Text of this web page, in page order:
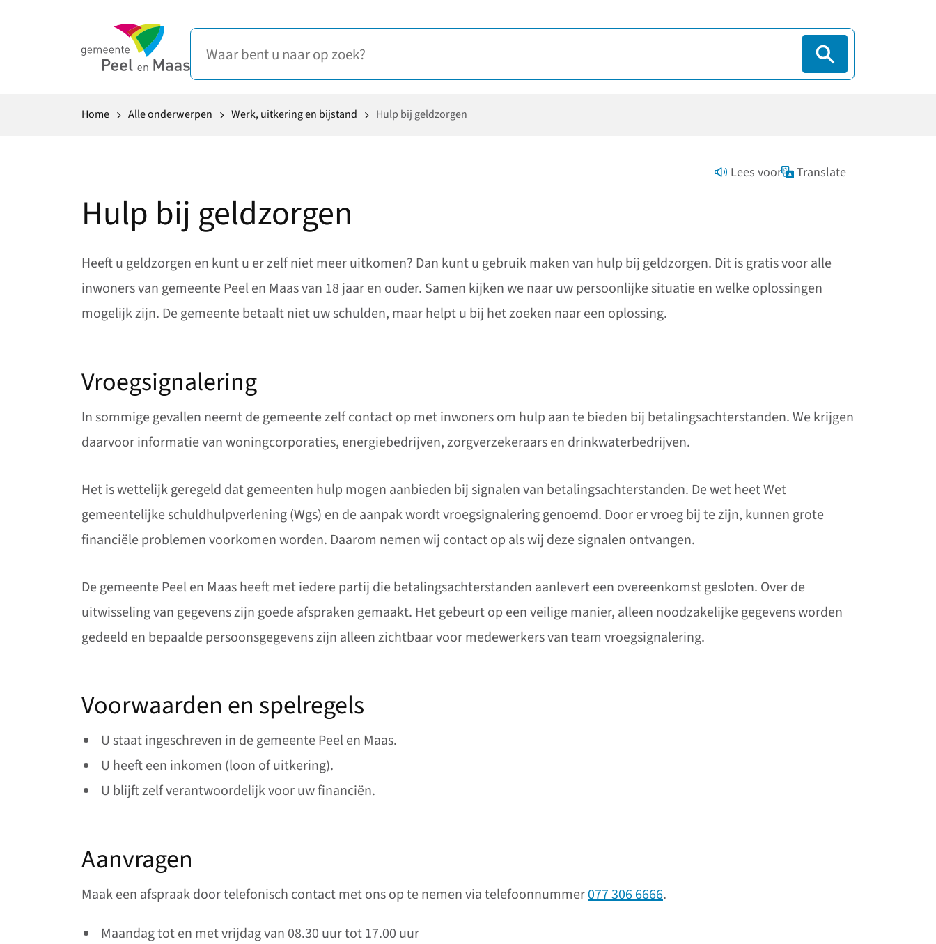
Home Alle onderwerpen Werk, uitkering en bijstand Hulp bij geldzorgen
Lees voor Translate
Hulp bij geldzorgen
Heeft u geldzorgen en kunt u er zelf niet meer uitkomen? Dan kunt u gebruik maken van hulp bij geldzorgen. Dit is gratis voor alle
inwoners van gemeente Peel en Maas van 18 jaar en ouder. Samen kijken we naar uw persoonlijke situatie en welke oplossingen
mogelijk zijn. De gemeente betaalt niet uw schulden, maar helpt u bij het zoeken naar een oplossing.
Vroegsignalering
In sommige gevallen neemt de gemeente zelf contact op met inwoners om hulp aan te bieden bij betalingsachterstanden. We krijgen
daarvoor informatie van woningcorporaties, energiebedrijven, zorgverzekeraars en drinkwaterbedrijven.
Het is wettelijk geregeld dat gemeenten hulp mogen aanbieden bij signalen van betalingsachterstanden. De wet heet Wet
gemeentelijke schuldhulpverlening (Wgs) en de aanpak wordt vroegsignalering genoemd. Door er vroeg bij te zijn, kunnen grote
financiële problemen voorkomen worden. Daarom nemen wij contact op als wij deze signalen ontvangen.
De gemeente Peel en Maas heeft met iedere partij die betalingsachterstanden aanlevert een overeenkomst gesloten. Over de
uitwisseling van gegevens zijn goede afspraken gemaakt. Het gebeurt op een veilige manier, alleen noodzakelijke gegevens worden
gedeeld en bepaalde persoonsgegevens zijn alleen zichtbaar voor medewerkers van team vroegsignalering.
Voorwaarden en spelregels
U staat ingeschreven in de gemeente Peel en Maas.
U heeft een inkomen (loon of uitkering).
U blijft zelf verantwoordelijk voor uw financiën.
Aanvragen
Maak een afspraak door telefonisch contact met ons op te nemen via telefoonnummer077 306 6666.
Maandag tot en met vrijdag van 08.30 uur tot 17.00 uur